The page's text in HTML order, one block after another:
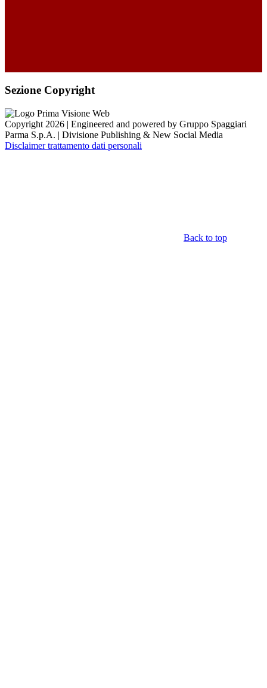
Sezione Copyright
Copyright 2026 | Engineered and powered by Gruppo Spaggiari
Parma S.p.A. | Divisione Publishing & New Social Media
Disclaimer trattamento dati personali
Back to top